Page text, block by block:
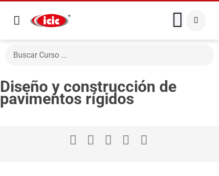
Diseño y construcción de
pavimentos rígidos